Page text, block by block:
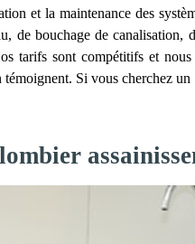
et la maintenance des
de bouchage de
tarifs sont compétitifs et
témoignent. Si vous cherchez un